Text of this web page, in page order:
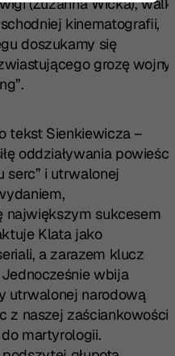
kinematografii,
doszukamy się
grozę wojny
tekst Sienkiewicza –
oddziaływania powieści
serc” i utrwalonej
największym sukcesem
Klata jako
a zarazem klucz
wbija
utrwalonej narodową
naszej zaściankowości,
martyrologii.